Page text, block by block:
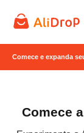
Comece e expanda
Comece